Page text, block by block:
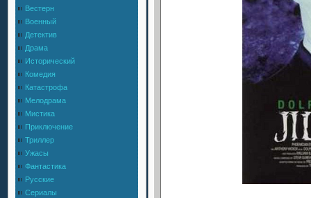
Вестерн
Военный
Детектив
Драма
Исторический
Комедия
Катастрофа
Мелодрама
Мистика
Приключение
Триллер
Ужасы
Фантастика
Русские
Сериалы